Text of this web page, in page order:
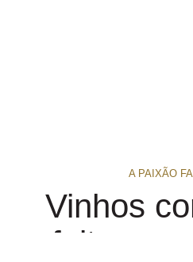
A PAIXÃO
Vinhos
feitos em